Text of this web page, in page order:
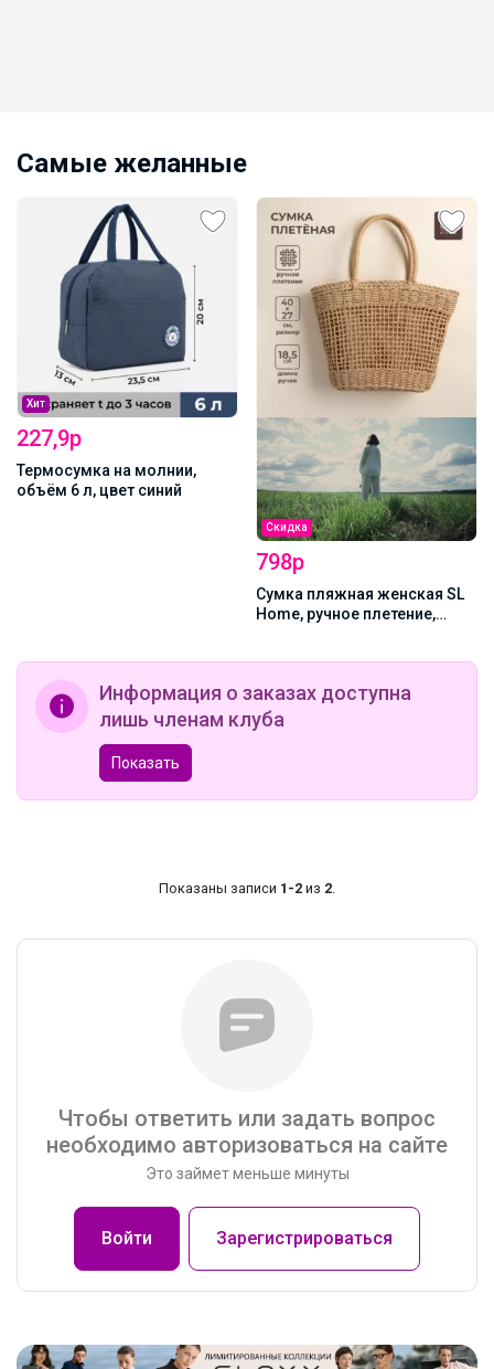
Самые желанные
Хит
227,9р
Термосумка на молнии,
объём 6 л, цвет синий
Скидка
798р
Сумка пляжная женская SL
Home, ручное плетение,
Информация о заказах доступна
лишь членам клуба
Показать
Показаны записи 1-2 из 2.
Чтобы ответить или задать вопрос
необходимо авторизоваться на сайте
Это займет меньше минуты
Войти Зарегистрироваться